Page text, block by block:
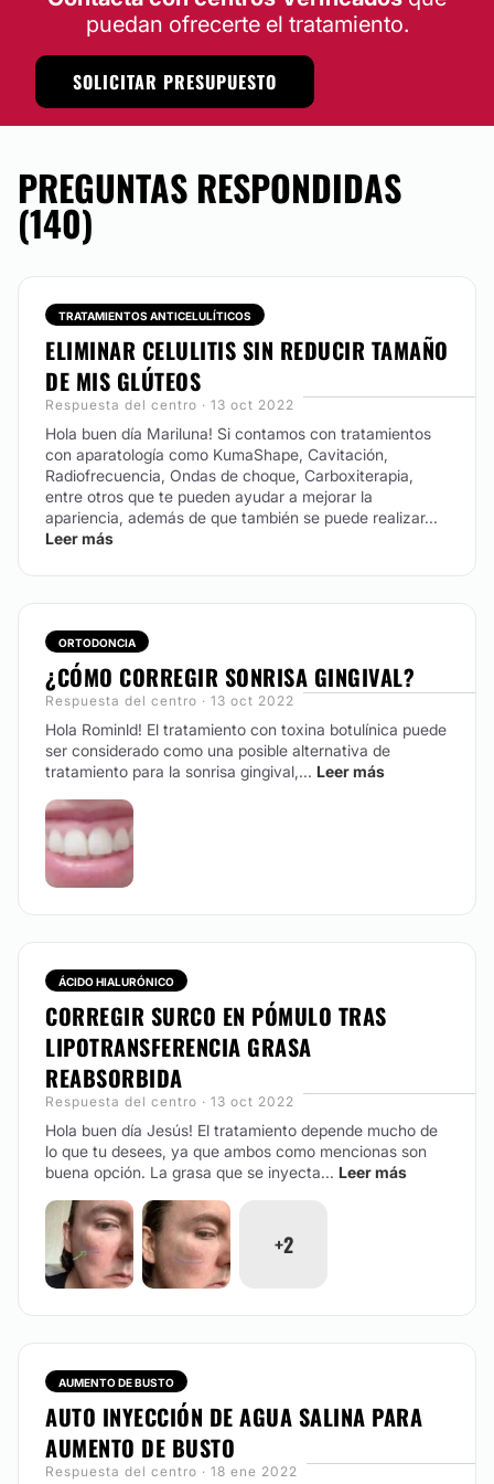
puedan ofrecerte el tratamiento.
SOLICITAR PRESUPUESTO
PREGUNTAS RESPONDIDAS
(140)
TRATAMIENTOS ANTICELULÍTICOS
ELIMINAR CELULITIS SIN REDUCIR TAMAÑO
DE MIS GLÚTEOS
Respuesta del centro · 13 oct 2022
Hola buen día Mariluna! Si contamos con tratamientos
con aparatología como KumaShape, Cavitación,
Radiofrecuencia, Ondas de choque, Carboxiterapia,
entre otros que te pueden ayudar a mejorar la
apariencia, además de que también se puede realizar...
Leer más
ORTODONCIA
¿CÓMO CORREGIR SONRISA GINGIVAL?
Respuesta del centro · 13 oct 2022
Hola Rominld! El tratamiento con toxina botulínica puede
ser considerado como una posible alternativa de
tratamiento para la sonrisa gingival,... Leer más
ÁCIDO HIALURÓNICO
CORREGIR SURCO EN PÓMULO TRAS
LIPOTRANSFERENCIA GRASA
REABSORBIDA
Respuesta del centro · 13 oct 2022
Hola buen día Jesús! El tratamiento depende mucho de
lo que tu desees, ya que ambos como mencionas son
buena opción. La grasa que se inyecta... Leer más
+2
AUMENTO DE BUSTO
AUTO INYECCIÓN DE AGUA SALINA PARA
AUMENTO DE BUSTO
Respuesta del centro · 18 ene 2022